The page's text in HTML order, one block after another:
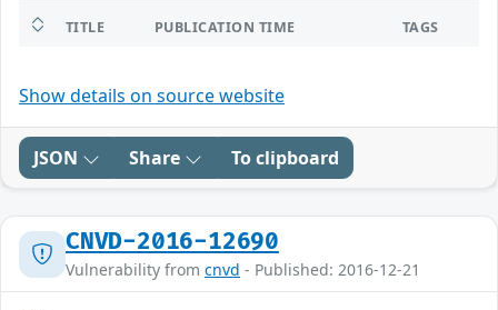
TITLE PUBLICATION TIME TAGS
Show details on source website
JSON Share To clipboard
CNVD-2016-12690
Vulnerability from cnvd - Published: 2016-12-21